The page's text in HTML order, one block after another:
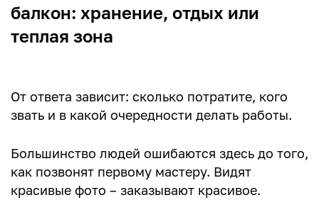
балкон: хранение, отдых или
теплая зона
От ответа зависит: сколько потратите, кого
звать и в какой очередности делать работы.
Большинство людей ошибаются здесь до того,
как позвонят первому мастеру. Видят
красивые фото – заказывают красивое.